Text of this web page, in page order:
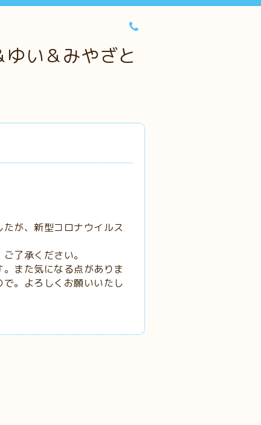
い＆みやざと
が、新型コロナウイルス
了承ください。
また気になる点がありま
。よろしくお願いいたし